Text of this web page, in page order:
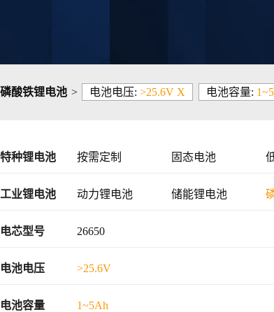
磷酸铁锂电池 > 电池电压: >25.6V X 电池容量:
特种锂电池 按需定制 固态电池
工业锂电池 动力锂电池 储能锂电池
48V锂电池
电芯型号 26650
电池电压 >25.6V
电池容量 1~5Ah